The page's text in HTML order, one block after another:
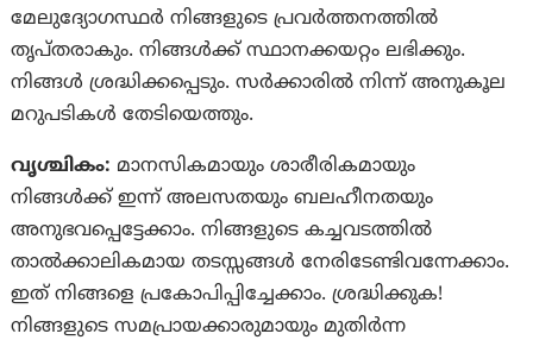
മേലുദ്യോഗസ്ഥർ നിങ്ങളുടെ പ്രവർത്തനത്തിൽ
തൃപ്തരാകും. നിങ്ങൾക്ക് സ്ഥാനക്കയറ്റം ലഭിക്കും.
നിങ്ങൾ ശ്രദ്ധിക്കപ്പെടും. സർക്കാരിൽ നിന്ന് അനുകൂല
മറുപടികൾ തേടിയെത്തും.
വൃശ്ചികം: മാനസികമായും ശാരീരികമായും
നിങ്ങൾക്ക് ഇന്ന് അലസതയും ബലഹീനതയും
അനുഭവപ്പെട്ടേക്കാം. നിങ്ങളുടെ കച്ചവടത്തിൽ
താൽക്കാലികമായ തടസ്സങ്ങൾ നേരിടേണ്ടിവന്നേക്കാം.
ഇത് നിങ്ങളെ പ്രകോപിപ്പിച്ചേക്കാം. ശ്രദ്ധിക്കുക!
നിങ്ങളുടെ സമപ്രായക്കാരുമായും മുതിർന്ന